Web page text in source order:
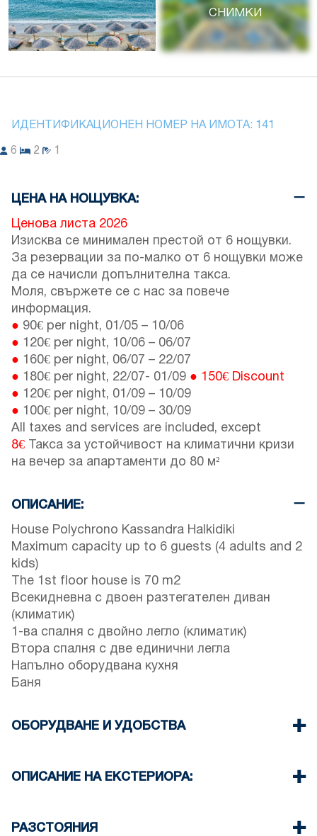
снимки
ИДЕНТИФИКАЦИОНЕН НОМЕР НА ИМОТА: 141
6 2
ЦЕНА НА НОЩУВКА:
Ценова листа 2026
Изисква се минимален престой от 6 нощувки.
За резервации за по-малко от 6 нощувки може
да се начисли допълнителна такса.
Моля, свържете се с нас за повече
информация.
● 90€ per night, 01/05 – 10/06
● 120€ per night, 10/06 – 06/07
● 160€ per night, 06/07 – 22/07
● 180€ per night, 22/07- 01/09 ● 150€ Discount
● 120€ per night, 01/09 – 10/09
● 100€ per night, 10/09 – 30/09
All taxes and services are included, except
8€ Такса за устойчивост на климатични кризи
на вечер за апартаменти до 80 м²
ОПИСАНИЕ:
House Polychrono Kassandra Halkidiki
Maximum capacity up to 6 guests (4 adults and 2
kids)
The 1st floor house is 70 m2
Всекидневна с двоен разтегателен диван
(климатик)
1-ва спалня с двойно легло (климатик)
Втора спалня с две единични легла
Напълно оборудвана кухня
Баня
ОБОРУДВАНЕ И УДОБСТВА
Два климатика
Пералня
ОПИСАНИЕ НА ЕКСТЕРИОРА:
на къщата
РАЗСТОЯНИЯ